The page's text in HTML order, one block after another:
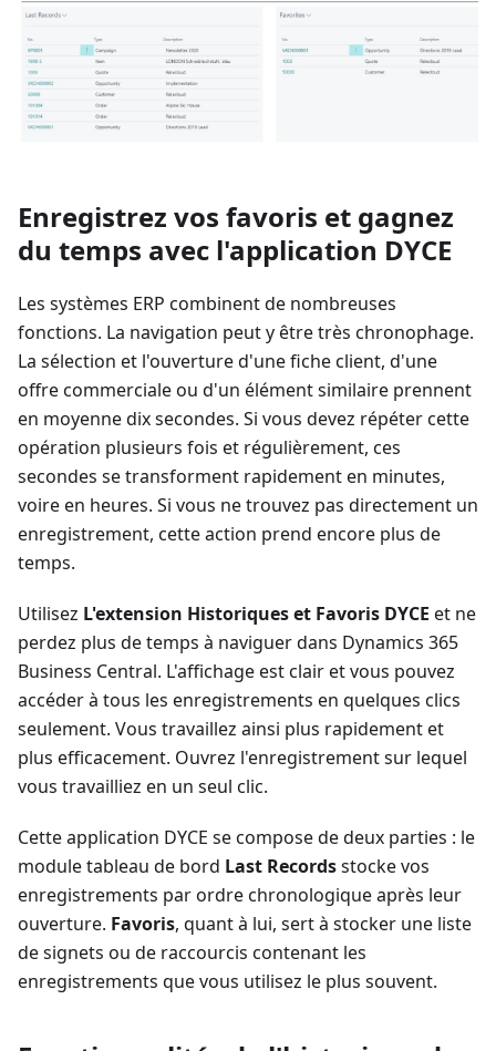
Enregistrez vos favoris et gagnez
du temps avec l'application DYCE
Les systèmes ERP combinent de nombreuses
fonctions. La navigation peut y être très chronophage.
La sélection et l'ouverture d'une fiche client, d'une
offre commerciale ou d'un élément similaire prennent
en moyenne dix secondes. Si vous devez répéter cette
opération plusieurs fois et régulièrement, ces
secondes se transforment rapidement en minutes,
voire en heures. Si vous ne trouvez pas directement un
enregistrement, cette action prend encore plus de
temps.
Utilisez L'extension Historiques et Favoris DYCE et ne
perdez plus de temps à naviguer dans Dynamics 365
Business Central. L'affichage est clair et vous pouvez
accéder à tous les enregistrements en quelques clics
seulement. Vous travaillez ainsi plus rapidement et
plus efficacement. Ouvrez l'enregistrement sur lequel
vous travailliez en un seul clic.
Cette application DYCE se compose de deux parties : le
module tableau de bord Last Recordsstocke vos
enregistrements par ordre chronologique après leur
ouverture. Favoris, quant à lui, sert à stocker une liste
de signets ou de raccourcis contenant les
enregistrements que vous utilisez le plus souvent.